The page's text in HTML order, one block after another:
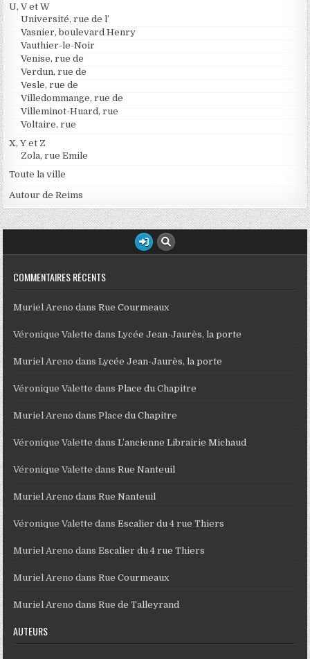
U, V et W
Université, rue de l’
Vasnier, boulevard Henry
Vauthier-le-Noir
Venise, rue de
Verdun, rue de
Vesle, rue de
Villedommange, rue de
Villeminot-Huard, rue
Voltaire, rue
X, Y et Z
Zola, rue Emile
Toute la ville
Autour de Reims
COMMENTAIRES RÉCENTS
Muriel Areno dansRue Courmeaux
Véronique Valette dansLycée Jean-Jaurès, la porte
Muriel Areno dansLycée Jean-Jaurès, la porte
Véronique Valette dansPlace du Chapitre
Muriel Areno dansPlace du Chapitre
Véronique Valette dansL’ancienne Librairie Michaud
Véronique Valette dansRue Nanteuil
Muriel Areno dansRue Nanteuil
Véronique Valette dansEscalier du 4 rue Thiers
Muriel Areno dansEscalier du 4 rue Thiers
Muriel Areno dansRue Courmeaux
Muriel Areno dansRue de Talleyrand
AUTEURS